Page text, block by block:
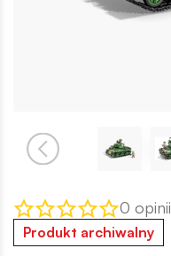
0 opinii
Produkt archiwalny